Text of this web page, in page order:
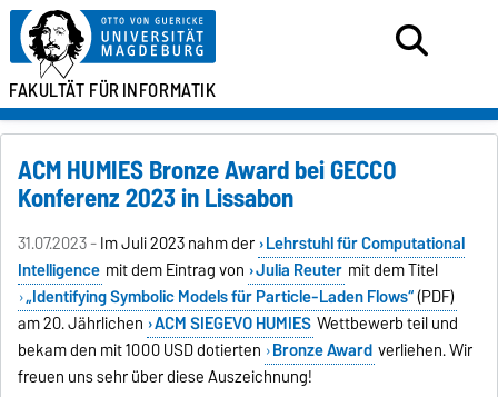
FAKULTÄT FÜRINFORMATIK
ACM HUMIES Bronze Award bei GECCO
Konferenz 2023 in Lissabon
31.07.2023 -Im Juli 2023 nahm der Lehrstuhl für Computational
Intelligence mit dem Eintrag von Julia Reuter mit dem Titel
„Identifying Symbolic Models für Particle-Laden Flows“(PDF)
am 20. Jährlichen ACM SIEGEVO HUMIES Wettbewerb teil und
bekam den mit 1000 USD dotierten Bronze Award verliehen. Wir
freuen uns sehr über diese Auszeichnung!